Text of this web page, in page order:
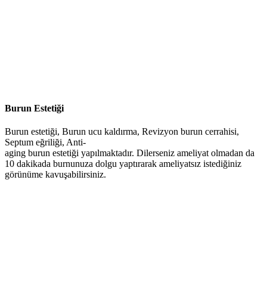
Burun Estetiği
Burun estetiği, Burun ucu kaldırma, Revizyon burun cerrahisi,
Septum eğriliği, Anti-
aging burun estetiği yapılmaktadır. Dilerseniz ameliyat olmadan da
10 dakikada burnunuza dolgu yaptırarak ameliyatsız istediğiniz
görünüme kavuşabilirsiniz.